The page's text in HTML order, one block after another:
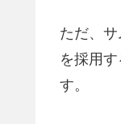
ただ、
を採用
す。